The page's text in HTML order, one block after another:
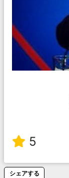
5
シェアする